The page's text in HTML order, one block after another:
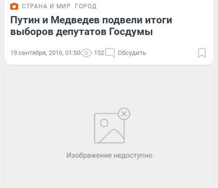
СТРАНА И МИР ГОРОД
Путин и Медведев подвели итоги
выборов депутатов Госдумы
19 сентября, 2016, 01:50 152 Обсудить